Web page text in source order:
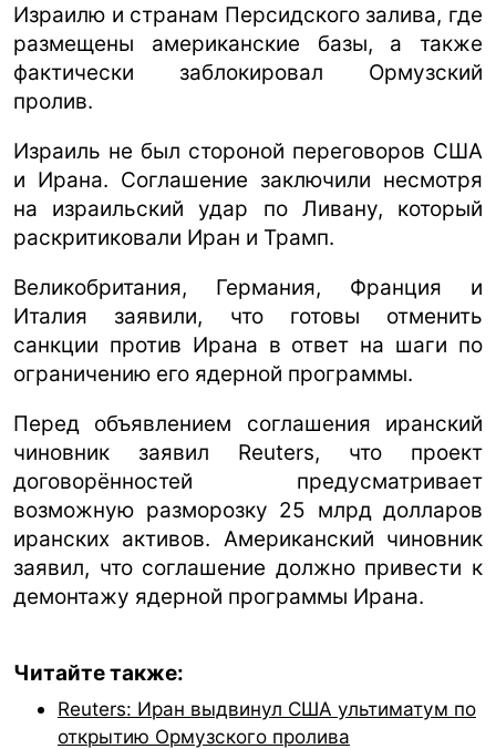
Израилю и странам Персидского залива, где
размещены американские базы, а также
фактически заблокировал Ормузский
пролив.
Израиль не был стороной переговоров США
и Ирана. Соглашение заключили несмотря
на израильский удар по Ливану, который
раскритиковали Иран и Трамп.
Великобритания, Германия, Франция и
Италия заявили, что готовы отменить
санкции против Ирана в ответ на шаги по
ограничению его ядерной программы.
Перед объявлением соглашения иранский
чиновник заявил Reuters, что проект
договорённостей предусматривает
возможную разморозку 25 млрд долларов
иранских активов. Американский чиновник
заявил, что соглашение должно привести к
демонтажу ядерной программы Ирана.
Читайте также:
Reuters: Иран выдвинул США ультиматум по
открытию Ормузского пролива